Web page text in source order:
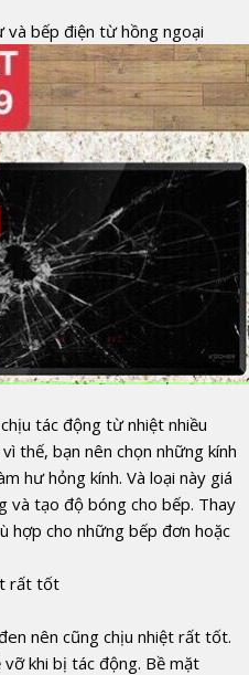
và bếp điện từ hồng ngoại
tác động từ nhiệt nhiều
thế, bạn nên chọn những kính
hư hỏng kính. Và loại này giá
và tạo độ bóng cho bếp. Thay
hợp cho những bếp đơn hoặc
rất tốt
nên cũng chịu nhiệt rất tốt.
vỡ khi bị tác động. Bề mặt